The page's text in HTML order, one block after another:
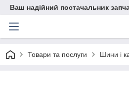
Ваш надійний постачальник
Товари та послуги Шини і